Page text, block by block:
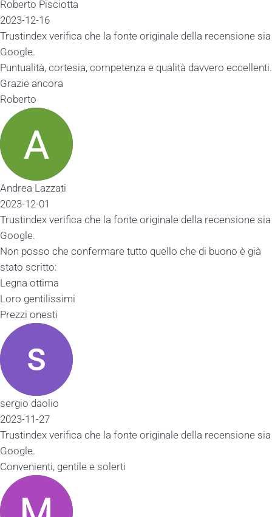
Roberto Pisciotta
2023-12-16
Trustindex verifica che la fonte originale della recensione sia
Google.
Puntualità, cortesia, competenza e qualità davvero eccellenti.
Grazie ancora
Roberto
Andrea Lazzati
2023-12-01
Trustindex verifica che la fonte originale della recensione sia
Google.
Non posso che confermare tutto quello che di buono è già
stato scritto:
Legna ottima
Loro gentilissimi
Prezzi onesti
sergio daolio
2023-11-27
Trustindex verifica che la fonte originale della recensione sia
Google.
Convenienti, gentile e solerti